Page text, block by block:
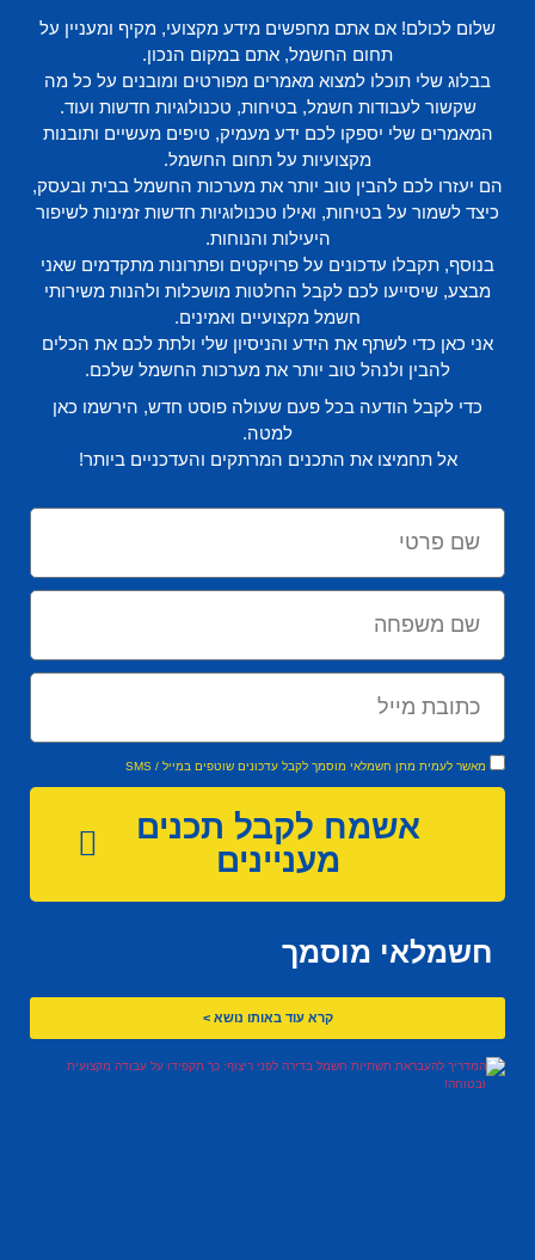
שלום לכולם! אם אתם מחפשים מידע מקצועי, מקיף ומעניין על
תחום החשמל, אתם במקום הנכון.
בבלוג שלי תוכלו למצוא מאמרים מפורטים ומובנים על כל מה
שקשור לעבודות חשמל, בטיחות, טכנולוגיות חדשות ועוד.
המאמרים שלי יספקו לכם ידע מעמיק, טיפים מעשיים ותובנות
מקצועיות על תחום החשמל.
הם יעזרו לכם להבין טוב יותר את מערכות החשמל בבית ובעסק,
כיצד לשמור על בטיחות, ואילו טכנולוגיות חדשות זמינות לשיפור
היעילות והנוחות.
בנוסף, תקבלו עדכונים על פרויקטים ופתרונות מתקדמים שאני
מבצע, שיסייעו לכם לקבל החלטות מושכלות ולהנות משירותי
חשמל מקצועיים ואמינים.
אני כאן כדי לשתף את הידע והניסיון שלי ולתת לכם את הכלים
להבין ולנהל טוב יותר את מערכות החשמל שלכם.
כדי לקבל הודעה בכל פעם שעולה פוסט חדש, הירשמו כאן
למטה.
אל תחמיצו את התכנים המרתקים והעדכניים ביותר!
מאשר לעמית מתן חשמלאי מוסמך לקבל עדכונים שוטפים במייל / SMS
אשמח לקבל תכנים
מעניינים
חשמלאי מוסמך
קרא עוד באותו נושא >